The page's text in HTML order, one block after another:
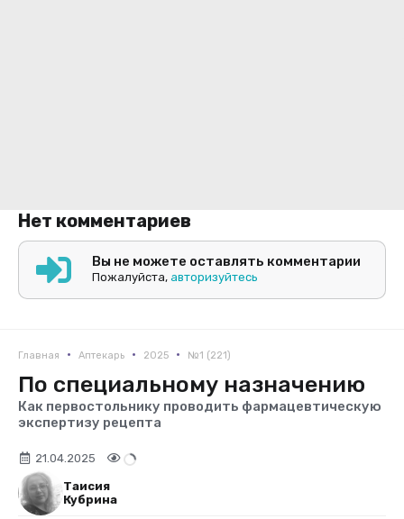
Нет комментариев
Вы не можете оставлять комментарии
Пожалуйста, авторизуйтесь
Главная • Аптекарь • 2025 • №1 (221)
По специальному назначению
Как первостольнику проводить фармацевтическую
экспертизу рецепта
21.04.2025
Таисия
Кубрина